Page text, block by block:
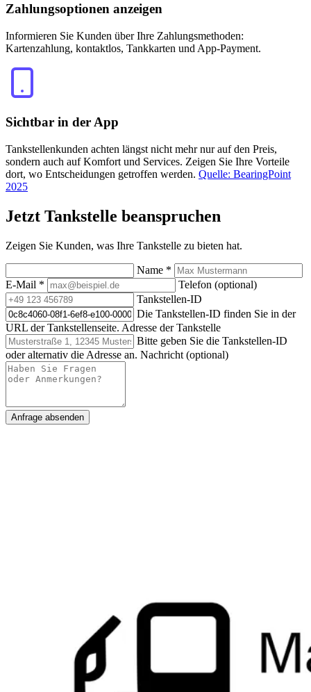
Zahlungsoptionen anzeigen
Informieren Sie Kunden über Ihre Zahlungsmethoden:
Kartenzahlung, kontaktlos, Tankkarten und App-Payment.
Sichtbar in der App
Tankstellenkunden achten längst nicht mehr nur auf den Preis,
sondern auch auf Komfort und Services. Zeigen Sie Ihre Vorteile
dort, wo Entscheidungen getroffen werden. Quelle: BearingPoint
2025
Jetzt Tankstelle beanspruchen
Zeigen Sie Kunden, was Ihre Tankstelle zu bieten hat.
Name *
E-Mail *
Telefon (optional)
Tankstellen-ID
Die Tankstellen-ID finden Sie in der
URL der Tankstellenseite. Adresse der Tankstelle
Bitte geben Sie die Tankstellen-ID
oder alternativ die Adresse an. Nachricht (optional)
Anfrage absenden